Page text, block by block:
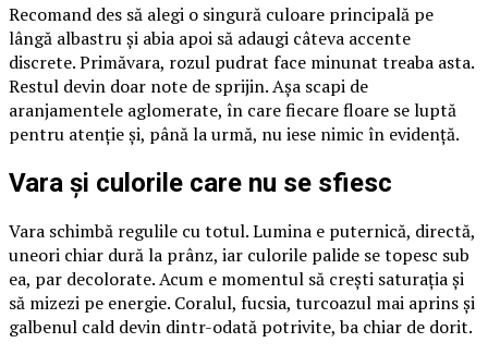
Recomand des să alegi o singură culoare principală pe
lângă albastru și abia apoi să adaugi câteva accente
discrete. Primăvara, rozul pudrat face minunat treaba asta.
Restul devin doar note de sprijin. Așa scapi de
aranjamentele aglomerate, în care fiecare floare se luptă
pentru atenție și, până la urmă, nu iese nimic în evidență.
Vara și culorile care nu se sfiesc
Vara schimbă regulile cu totul. Lumina e puternică, directă,
uneori chiar dură la prânz, iar culorile palide se topesc sub
ea, par decolorate. Acum e momentul să crești saturația și
să mizezi pe energie. Coralul, fucsia, turcoazul mai aprins și
galbenul cald devin dintr-odată potrivite, ba chiar de dorit.